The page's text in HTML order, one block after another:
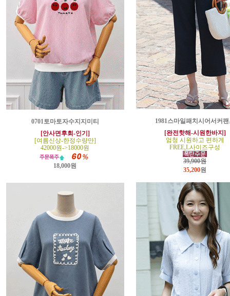
0701토마토자수지지미티
[안사면후회-인기]
[여름신상-한정수량만]
42000원->18000원
18,000원
1981스마일패치시어서커팬
[완전핫해-시원한바지]
엄청 시원하고 편하게
FREE,L사이즈구성
39,900원
35,200원